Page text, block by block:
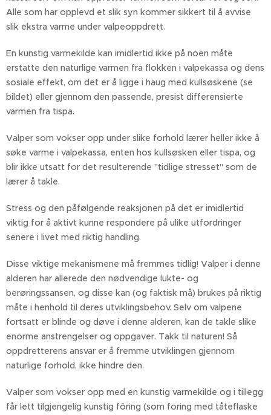
Alle som har opplevd et slik syn kommer sikkert til å avvise
slik ekstra varme under valpeoppdrett.
En kunstig varmekilde kan imidlertid ikke på noen måte
erstatte den naturlige varmen fra flokken i valpekassa og dens
sosiale effekt, om det er å ligge i haug med kullsøskene (se
bildet) eller gjennom den passende, presist differensierte
varmen fra tispa.
Valper som vokser opp under slike forhold lærer heller ikke å
søke varme i valpekassa, enten hos kullsøsken eller tispa, og
blir ikke utsatt for det resulterende "tidlige stresset" som de
lærer å takle.
Stress og den påfølgende reaksjonen på det er imidlertid
viktig for å aktivt kunne respondere på ulike utfordringer
senere i livet med riktig handling.
Disse viktige mekanismene må fremmes tidlig! Valper i denne
alderen har allerede den nødvendige lukte- og
berøringssansen, og disse kan (og faktisk må) brukes på riktig
måte i henhold til deres utviklingsbehov. Selv om valpene
fortsatt er blinde og døve i denne alderen, kan de takle slike
enorme anstrengelser og oppgaver. Takk til naturen! Så
oppdretterens ansvar er å fremme utviklingen gjennom
naturlige forhold, ikke hindre den.
Valper som vokser opp med en kunstig varmekilde og i tillegg
får lett tilgjengelig kunstig fôring (som foring med tåteflaske